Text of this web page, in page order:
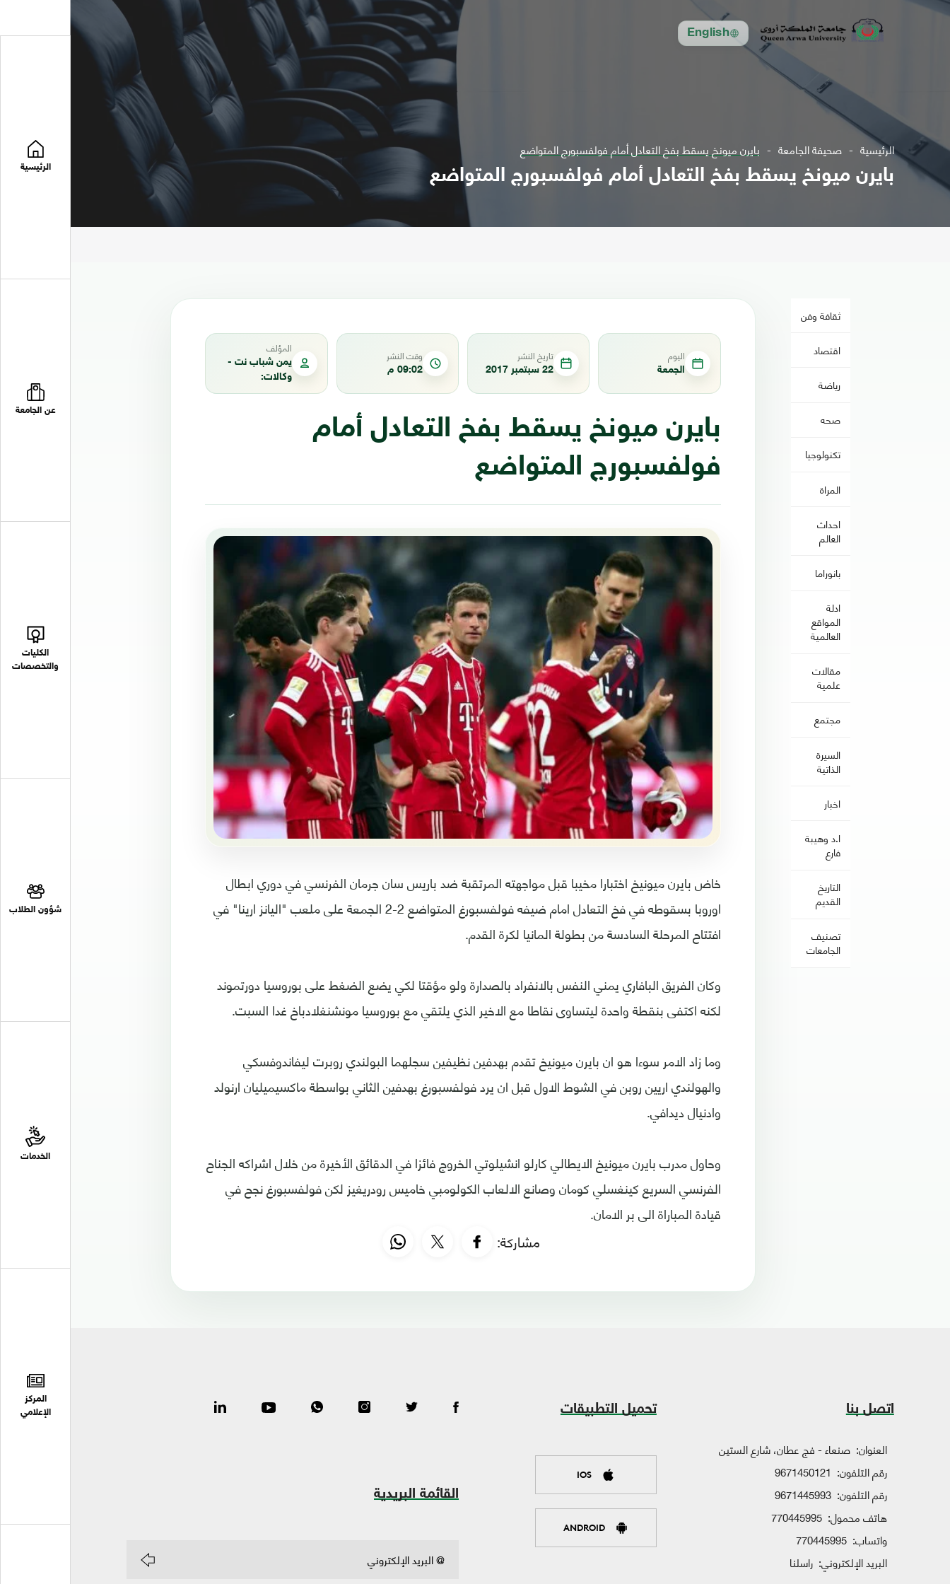
English
الرئيسية
عن الجامعة
الكليات
والتخصصات
شؤون الطلاب
الخدمات
المركز
الإعلامي
الرئيسية صحيفة الجامعة بايرن ميونخ يسقط بفخ التعادل أمام فولفسبورج المتواضع
بايرن ميونخ يسقط بفخ التعادل أمام فولفسبورج المتواضع
ثقافة وفن
اقتصاد
رياضة
صحه
تكنولوجيا
المراة
احداث
العالم
بانوراما
ادلة
المواقع
العالمية
مقالات
علمية
مجتمع
السيرة
الذاتية
اخبار
ا.د وهيبة
فارع
التاريخ
القديم
تصنيف
الجامعات
اليوم
الجمعة
تاريخ النشر
22 سبتمبر 2017
وقت النشر
09:02 م
المؤلف
يمن شباب نت -
وكالات:
بايرن ميونخ يسقط بفخ التعادل أمام
فولفسبورج المتواضع
خاض بايرن ميونيخ اختبارا مخيبا قبل مواجهته المرتقبة ضد باريس سان جرمان الفرنسي في دوري ابطال
اوروبا بسقوطه في فخ التعادل امام ضيفه فولفسبورغ المتواضع 2-2 الجمعة على ملعب "اليانز ارينا" في
افتتاح المرحلة السادسة من بطولة المانيا لكرة القدم.
وكان الفريق البافاري يمني النفس بالانفراد بالصدارة ولو مؤقتا لكي يضع الضغط على بوروسيا دورتموند
لكنه اكتفى بنقطة واحدة ليتساوى نقاطا مع الاخير الذي يلتقي مع بوروسيا مونشنغلادباخ غدا السبت.
وما زاد الامر سوءا هو ان بايرن ميونيخ تقدم بهدفين نظيفين سجلهما البولندي روبرت ليفاندوفسكي
والهولندي اريين روبن في الشوط الاول قبل ان يرد فولفسبورغ بهدفين الثاني بواسطة ماكسيميليان ارنولد
وادنيال ديدافي.
وحاول مدرب بايرن ميونيخ الايطالي كارلو انشيلوتي الخروج فائزا في الدقائق الأخيرة من خلال اشراكه الجناح
الفرنسي السريع كينغسلي كومان وصانع الالعاب الكولومبي خاميس رودريغيز لكن فولفسبورغ نجح في
قيادة المباراة الى بر الامان.
مشاركة:
اتصل بنا
العنوان: صنعاء - فج عطان، شارع الستين
رقم التلفون: 9671450121
رقم التلفون: 9671445993
هاتف محمول: 770445995
واتساب: 770445995
البريد الإلكتروني: راسلنا
تحميل التطبيقات
IOS
ANDROID
القائمة البريدية